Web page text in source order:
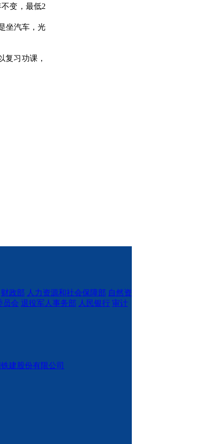
变，最低2
坐汽车，光
习功课，
财政部 人力资源和社会保障部 自然资
员会 退役军人事务部 人民银行 审计
建股份有限公司